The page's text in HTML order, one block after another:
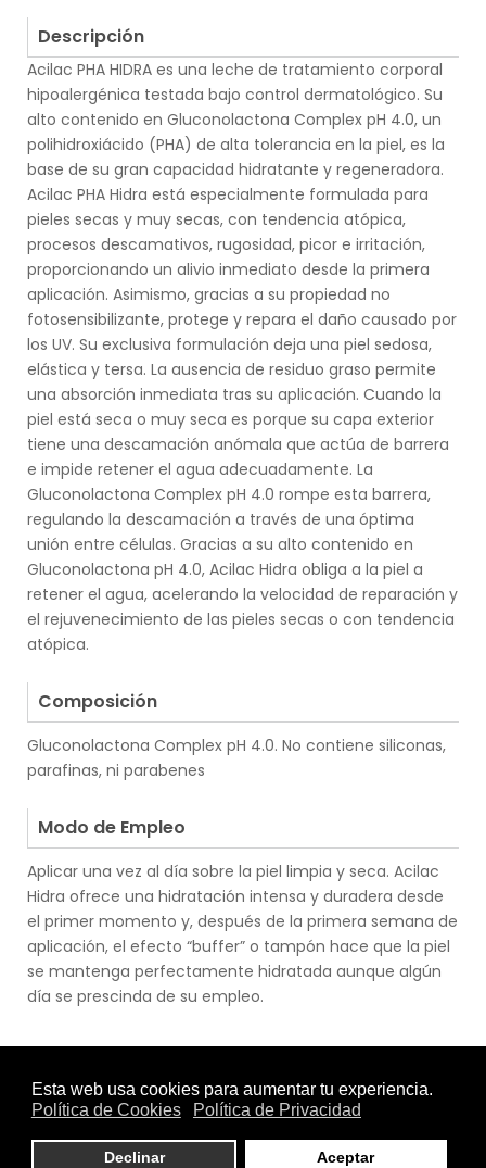
Descripción
Acilac PHA HIDRA es una leche de tratamiento corporal
hipoalergénica testada bajo control dermatológico. Su
alto contenido en Gluconolactona Complex pH 4.0, un
polihidroxiácido (PHA) de alta tolerancia en la piel, es la
base de su gran capacidad hidratante y regeneradora.
Acilac PHA Hidra está especialmente formulada para
pieles secas y muy secas, con tendencia atópica,
procesos descamativos, rugosidad, picor e irritación,
proporcionando un alivio inmediato desde la primera
aplicación. Asimismo, gracias a su propiedad no
fotosensibilizante, protege y repara el daño causado por
los UV. Su exclusiva formulación deja una piel sedosa,
elástica y tersa. La ausencia de residuo graso permite
una absorción inmediata tras su aplicación. Cuando la
piel está seca o muy seca es porque su capa exterior
tiene una descamación anómala que actúa de barrera
e impide retener el agua adecuadamente. La
Gluconolactona Complex pH 4.0 rompe esta barrera,
regulando la descamación a través de una óptima
unión entre células. Gracias a su alto contenido en
Gluconolactona pH 4.0, Acilac Hidra obliga a la piel a
retener el agua, acelerando la velocidad de reparación y
el rejuvenecimiento de las pieles secas o con tendencia
atópica.
Composición
Gluconolactona Complex pH 4.0. No contiene siliconas,
parafinas, ni parabenes
Modo de Empleo
Aplicar una vez al día sobre la piel limpia y seca. Acilac
Hidra ofrece una hidratación intensa y duradera desde
el primer momento y, después de la primera semana de
aplicación, el efecto “buffer” o tampón hace que la piel
se mantenga perfectamente hidratada aunque algún
día se prescinda de su empleo.
.
Uso
Cuerpo|Hombre|Mujer|Niño|Piel Atópica|Piel Seca
Sensible|Pieles con Problemas